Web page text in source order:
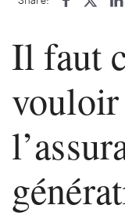
Il faut
vouloir